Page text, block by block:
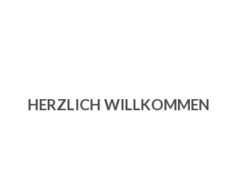
HERZLICH WILLKOMMEN